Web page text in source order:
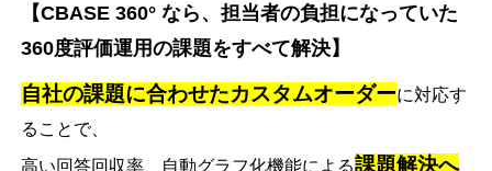
【CBASE 360° なら、担当者の負担になっていた
360度評価運用の課題をすべて解決】
自社の課題に合わせたカスタムオーダーに対応す
ることで、
高い回答回収率、自動グラフ化機能による課題解決へ